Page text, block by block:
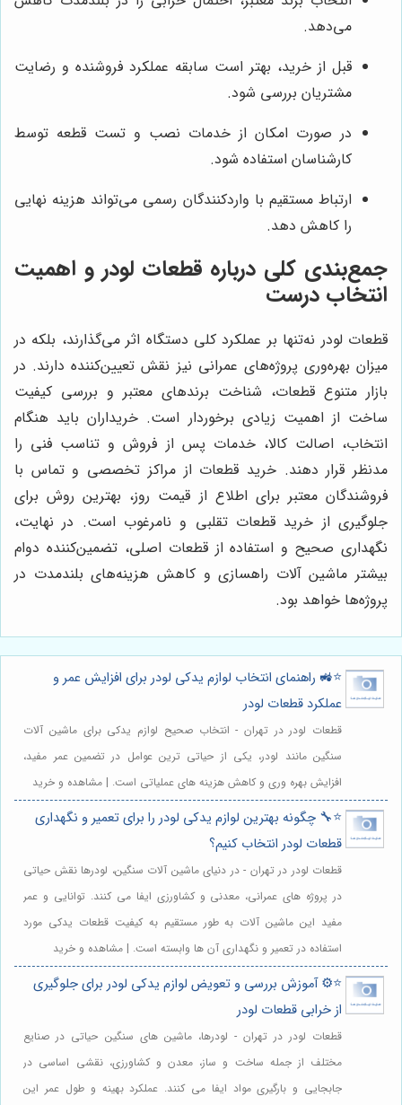
می‌دهد.
قبل از خرید، بهتر است سابقه عملکرد فروشنده و رضایت
مشتریان بررسی شود.
در صورت امکان از خدمات نصب و تست قطعه توسط
کارشناسان استفاده شود.
ارتباط مستقیم با واردکنندگان رسمی می‌تواند هزینه نهایی
را کاهش دهد.
جمع‌بندی کلی درباره قطعات لودر و اهمیت
انتخاب درست
قطعات لودر نه‌تنها بر عملکرد کلی دستگاه اثر می‌گذارند، بلکه در
میزان بهره‌وری پروژه‌های عمرانی نیز نقش تعیین‌کننده دارند. در
بازار متنوع قطعات، شناخت برندهای معتبر و بررسی کیفیت
ساخت از اهمیت زیادی برخوردار است. خریداران باید هنگام
انتخاب، اصالت کالا، خدمات پس از فروش و تناسب فنی را
مدنظر قرار دهند. خرید قطعات از مراکز تخصصی و تماس با
فروشندگان معتبر برای اطلاع از قیمت روز، بهترین روش برای
جلوگیری از خرید قطعات تقلبی و نامرغوب است. در نهایت،
نگهداری صحیح و استفاده از قطعات اصلی، تضمین‌کننده دوام
بیشتر ماشین آلات راهسازی و کاهش هزینه‌های بلندمدت در
پروژه‌ها خواهد بود.
⭐️🚜 راهنمای انتخاب لوازم یدکی لودر برای افزایش عمر و
عملکرد قطعات لودر
قطعات لودر در تهران - انتخاب صحیح لوازم یدکی برای ماشین آلات
سنگین مانند لودر، یکی از حیاتی ترین عوامل در تضمین عمر مفید،
افزایش بهره وری و کاهش هزینه های عملیاتی است. | مشاهده و خرید
⭐️🔧 چگونه بهترین لوازم یدکی لودر را برای تعمیر و نگهداری
قطعات لودر انتخاب کنیم؟
قطعات لودر در تهران - در دنیای ماشین آلات سنگین، لودرها نقش حیاتی
در پروژه های عمرانی، معدنی و کشاورزی ایفا می کنند. توانایی و عمر
مفید این ماشین آلات به طور مستقیم به کیفیت قطعات یدکی مورد
استفاده در تعمیر و نگهداری آن ها وابسته است. | مشاهده و خرید
⭐️⚙️ آموزش بررسی و تعویض لوازم یدکی لودر برای جلوگیری
از خرابی قطعات لودر
قطعات لودر در تهران - لودرها، ماشین های سنگین حیاتی در صنایع
مختلف از جمله ساخت و ساز، معدن و کشاورزی، نقشی اساسی در
جابجایی و بارگیری مواد ایفا می کنند. عملکرد بهینه و طول عمر این